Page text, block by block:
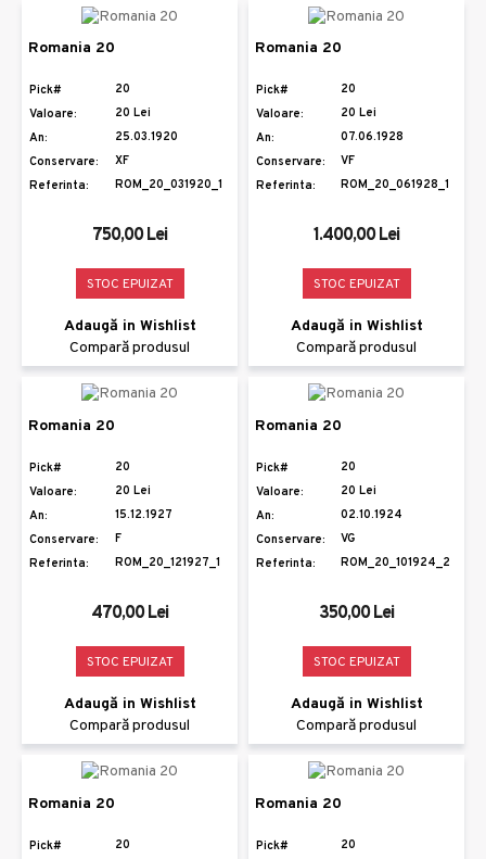
Romania 20
Pick#
20
Valoare:
20 Lei
An:
25.03.1920
Conservare:
XF
Referinta:
ROM_20_031920_1
750,00 Lei
STOC EPUIZAT
Adaugă in Wishlist
Compară produsul
Romania 20
Pick#
20
Valoare:
20 Lei
An:
07.06.1928
Conservare:
VF
Referinta:
ROM_20_061928_1
1.400,00 Lei
STOC EPUIZAT
Adaugă in Wishlist
Compară produsul
Romania 20
Pick#
20
Valoare:
20 Lei
An:
15.12.1927
Conservare:
F
Referinta:
ROM_20_121927_1
470,00 Lei
STOC EPUIZAT
Adaugă in Wishlist
Compară produsul
Romania 20
Pick#
20
Valoare:
20 Lei
An:
02.10.1924
Conservare:
VG
Referinta:
ROM_20_101924_2
350,00 Lei
STOC EPUIZAT
Adaugă in Wishlist
Compară produsul
Romania 20
Pick#
20
Romania 20
Pick#
20